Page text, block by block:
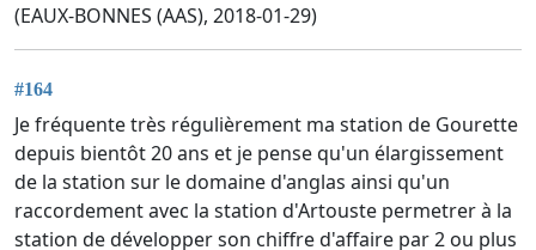
(EAUX-BONNES (AAS), 2018-01-29)
#164
Je fréquente très régulièrement ma station de Gourette
depuis bientôt 20 ans et je pense qu'un élargissement
de la station sur le domaine d'anglas ainsi qu'un
raccordement avec la station d'Artouste permetrer à la
station de développer son chiffre d'affaire par 2 ou plus